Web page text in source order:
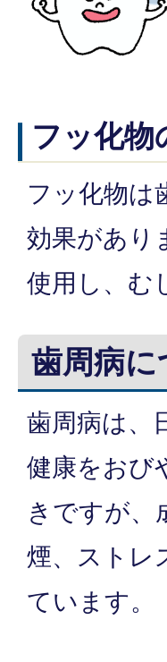
フッ化物
フッ化物は
効果があり
使用し、む
歯周病に
歯周病は、
健康をおび
きですが、
煙、ストレ
ています。